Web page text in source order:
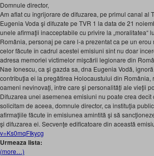
Domnule director,
Am aflat cu îngrijorare de difuzarea, pe primul canal
Eugenia Voda şi difuzate pe TVR 1 la data de 21
unele afirmaţii inacceptabile cu privire la
România, personaj pe care l-a prezentat ca pe un
celor făcute în cadrul acestei emisiuni sînt nu doar
adresa memoriei victimelor mişcării legionare din
Nae Ionescu, ca şi gazda sa, dna Eugenia Vodă,
contribuţia ei la pregătirea Holocaustului din
oameni nevinovaţi, între care şi personalităţi ale vieţii
Difuzarea unei asemenea emisiuni nu poate crea
solicitam de aceea, domnule director, ca instituţia
afirmaţiile făcute în emisiunea amintită şi să
şi difuzarea ei. Secvenţe edificatoare din această
v=Ks0mqFIkycg
Urmeaza lista:
(more…)